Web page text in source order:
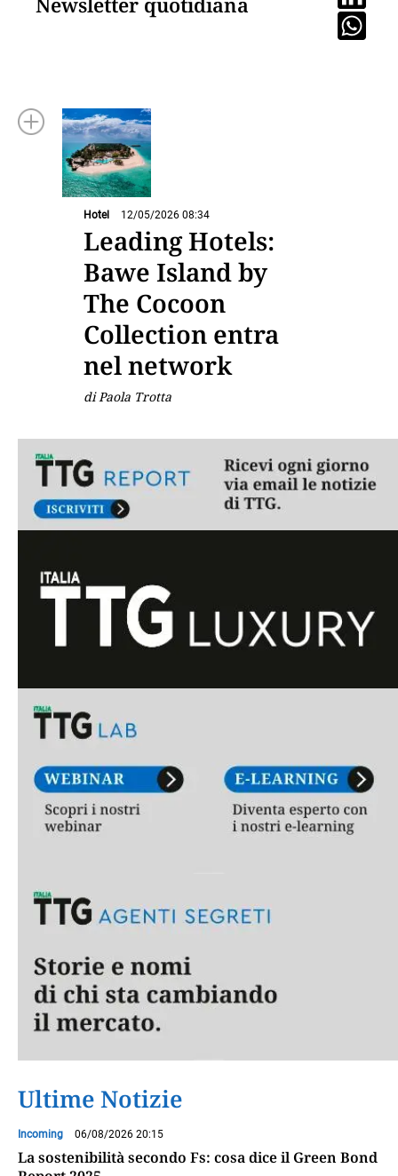
Hotel 12/05/2026 08:34
Leading Hotels:
Bawe Island by
The Cocoon
Collection entra
nel network
di Paola Trotta
Ultime Notizie
Incoming 06/08/2026 20:15
La sostenibilità secondo Fs: cosa dice il Green Bond